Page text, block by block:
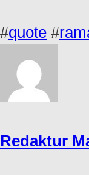
#quote #
Redaktur